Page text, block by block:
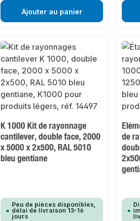
Ajouter au panier
K 1000 Kit de rayonnage
cantilever, double face, 2000
x 5000 x 2x500, RAL 5010
bleu gentiane
Peu de pièces disponibles,
délai de livraison 13-16
jours
de